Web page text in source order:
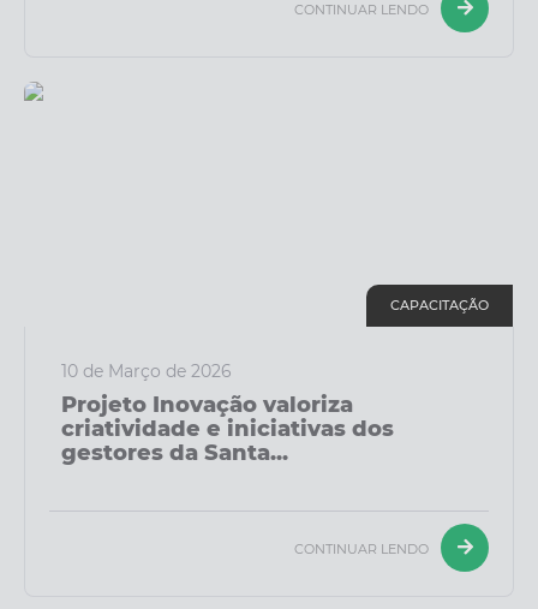
CONTINUAR LENDO
CAPACITAÇÃO
10 de Março de 2026
Projeto Inovação valoriza
criatividade e iniciativas dos
gestores da Santa...
CONTINUAR LENDO